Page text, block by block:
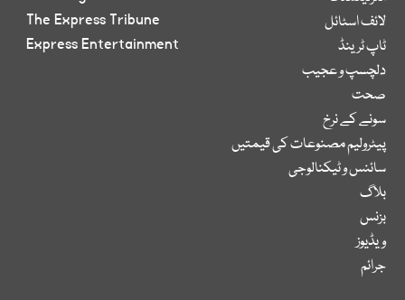
لائف اسٹائل
ٹاپ ٹرینڈ
دلچسپ و عجیب
صحت
سونے کے نرخ
پیٹرولیم مصنوعات کی قیمتیں
سائنس و ٹیکنالوجی
بلاگ
بزنس
ویڈیوز
جرائم
The Express Tribune
Express Entertainment